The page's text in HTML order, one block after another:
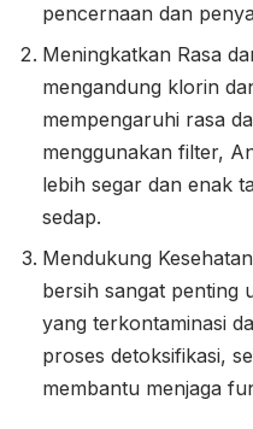
pencernaan dan
Meningkatkan Rasa
mengandung klorin
mempengaruhi rasa
menggunakan filter,
lebih segar dan enak
sedap.
Mendukung
bersih sangat penting
yang terkontaminasi
proses detoksifikasi,
membantu menjaga